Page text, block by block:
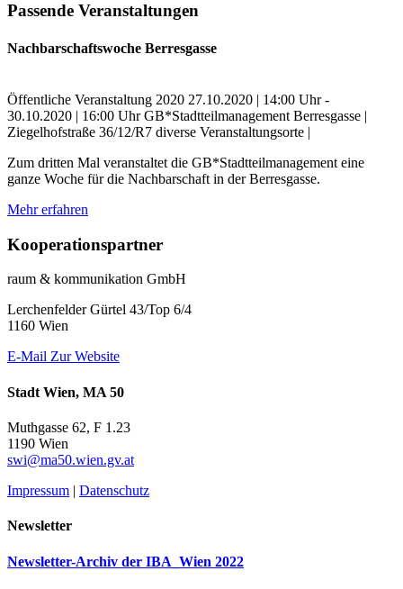
Passende Veranstaltungen
Nachbarschaftswoche Berresgasse
Öffentliche Veranstaltung 2020 27.10.2020 | 14:00 Uhr -
30.10.2020 | 16:00 UhrGB*Stadtteilmanagement Berresgasse |
Ziegelhofstraße 36/12/R7 diverse Veranstaltungsorte |
Zum dritten Mal veranstaltet die GB*Stadtteilmanagement eine
ganze Woche für die Nachbarschaft in der Berresgasse.
Mehr erfahren
Kooperationspartner
raum & kommunikation GmbH
Lerchenfelder Gürtel 43/Top 6/4
1160 Wien
E-Mail Zur Website
Stadt Wien, MA 50
Muthgasse 62, F 1.23
1190 Wien
swi@ma50.wien.gv.at
Impressum | Datenschutz
Newsletter
Newsletter-Archiv der IBA_Wien 2022